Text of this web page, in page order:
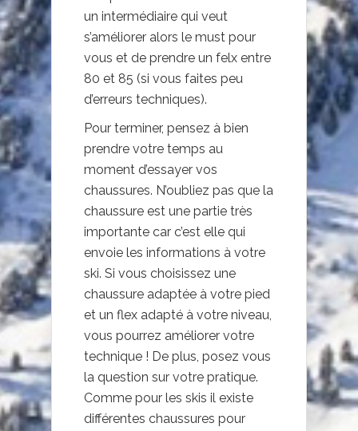
un intermédiaire qui veut
s’améliorer alors le must pour
vous et de prendre un felx entre
80 et 85 (si vous faites peu
d’erreurs techniques).
Pour terminer, pensez à bien
prendre votre temps au
moment d’essayer vos
chaussures. N’oubliez pas que la
chaussure est une partie très
importante car c’est elle qui
envoie les informations à votre
ski. Si vous choisissez une
chaussure adaptée à votre pied
et un flex adapté à votre niveau,
vous pourrez améliorer votre
technique ! De plus, posez vous
la question sur votre pratique.
Comme pour les skis il existe
différentes chaussures pour